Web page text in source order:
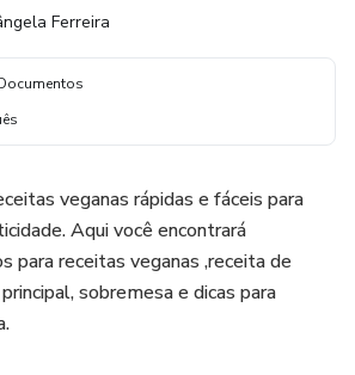
Ferreira
veganas rápidas e fáceis para
Aqui você encontrará
para receitas veganas ,receita de
sobremesa e dicas para